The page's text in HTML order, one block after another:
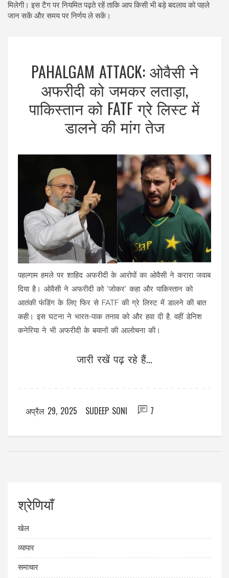
मिलेगी। इस टैग पर नियमित पढ़ते रहें ताकि आप किसी भी बड़े बदलाव को पहले
जान सकें और समय पर निर्णय ले सकें।
PAHALGAM ATTACK: ओवैसी ने
अफरीदी को जमकर लताड़ा,
पाकिस्तान को FATF ग्रे लिस्ट में
डालने की मांग तेज
पहल्गाम हमले पर शाहिद अफरीदी के आरोपों का ओवैसी ने करारा जवाब
दिया है। ओवैसी ने अफरीदी को 'जोकर' कहा और पाकिस्तान को
आतंकी फंडिंग के लिए फिर से FATF की ग्रे लिस्ट में डालने की बात
कही। इस घटना ने भारत-पाक तनाव को और हवा दी है, वहीं डेनिश
कनेरिया ने भी अफरीदी के बयानों की आलोचना की।
जारी रखें पढ़ रहे हैं...
अप्रैल 29, 2025 SUDEEP SONI 7
श्रेणियाँ
खेल
व्यापार
समाचार